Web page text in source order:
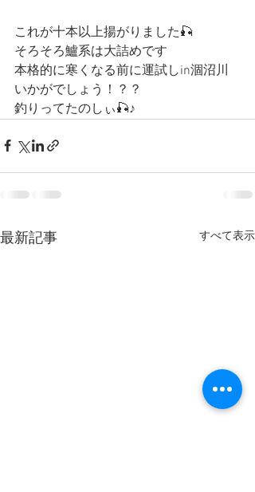
これが十本以上揚がりました🎣
そろそろ鱸系は大詰めです
本格的に寒くなる前に運試しin涸沼川
いかがでしょう！？？
釣りってたのしぃ🎣♪
最新記事 すべて表示